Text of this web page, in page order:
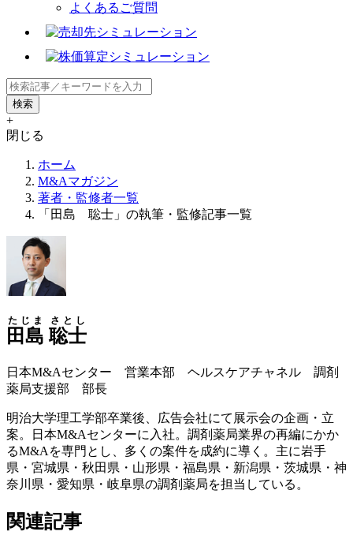
よくあるご質問
+
閉じる
ホーム
M&Aマガジン
著者・監修者一覧
「田島 聡士」の執筆・監修記事一覧
田島
たじま
聡士
さとし
日本M&Aセンター 営業本部 ヘルスケアチャネル 調剤
薬局支援部 部長
明治大学理工学部卒業後、広告会社にて展示会の企画・立
案。日本M&Aセンターに入社。調剤薬局業界の再編にかか
るM&Aを専門とし、多くの案件を成約に導く。主に岩手
県・宮城県・秋田県・山形県・福島県・新潟県・茨城県・神
奈川県・愛知県・岐阜県の調剤薬局を担当している。
関連記事